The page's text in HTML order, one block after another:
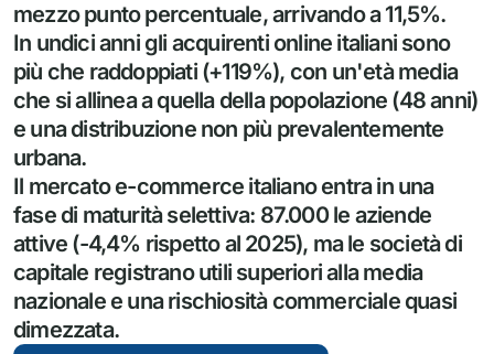
mezzo punto percentuale, arrivando a 11,5%.
In undici anni gli acquirenti online italiani sono
più che raddoppiati (+119%), con un'età media
che si allinea a quella della popolazione (48 anni)
e una distribuzione non più prevalentemente
urbana.
Il mercato e-commerce italiano entra in una
fase di maturità selettiva: 87.000 le aziende
attive (-4,4% rispetto al 2025), ma le società di
capitale registrano utili superiori alla media
nazionale e una rischiosità commerciale quasi
dimezzata.